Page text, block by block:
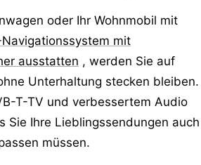
oder Ihr Wohnmobil mit
mit
ausstatten , werden Sie auf
Unterhaltung stecken bleiben.
T-TV und verbessertem Audio
Sie Ihre Lieblingssendungen auch
müssen.